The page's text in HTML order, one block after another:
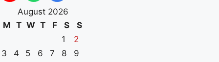
August 2026
M T W T F S
S
1
2
3
4 5 6 7 8
9